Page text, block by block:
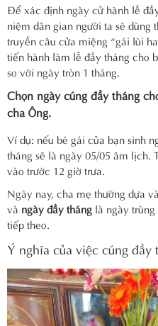
Để xác định ngày cử hành lễ
niệm dân gian người ta sẽ dùng
truyền câu cửa miệng “gái lùi
tiến hành làm lễ đầy tháng cho
so với ngày tròn 1 tháng.
Chọn ngày cúng đầy tháng
cha Ông.
Ví dụ: nếu bé gái của bạn sinh
tháng sẽ là ngày 05/05 âm lịch.
vào trước 12 giờ trưa.
Ngày nay, cha mẹ thường dựa
và ngày đầy tháng là ngày
tiếp theo.
Ý nghĩa của việc cúng đầy